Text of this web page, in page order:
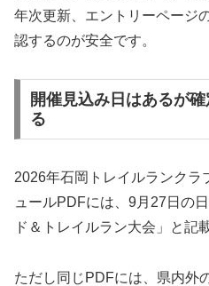
年次更新、エントリーページ
認するのが安全です。
開催見込み日はあるが
る
2026年石岡トレイルランクラ
ュールPDFには、9月27日の
ド＆トレイルラン大会」と記
ただし同じPDFには、県内外